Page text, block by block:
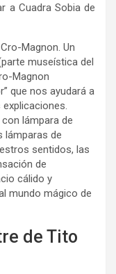
a Cuadra Sobia de
Magnon. Un
museística del
Magnon
que nos ayudará a
lámpara de
lámparas de
sentidos, las
de
cálido y
mundo mágico de
de Tito